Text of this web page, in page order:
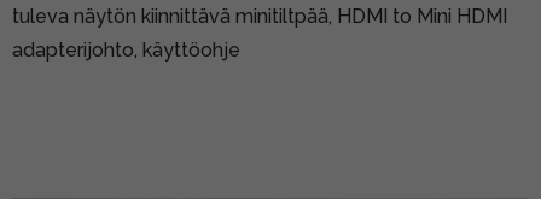
tuleva näytön kiinnittävä minitiltpää, HDMI to Mini HDMI
adapterijohto, käyttöohje